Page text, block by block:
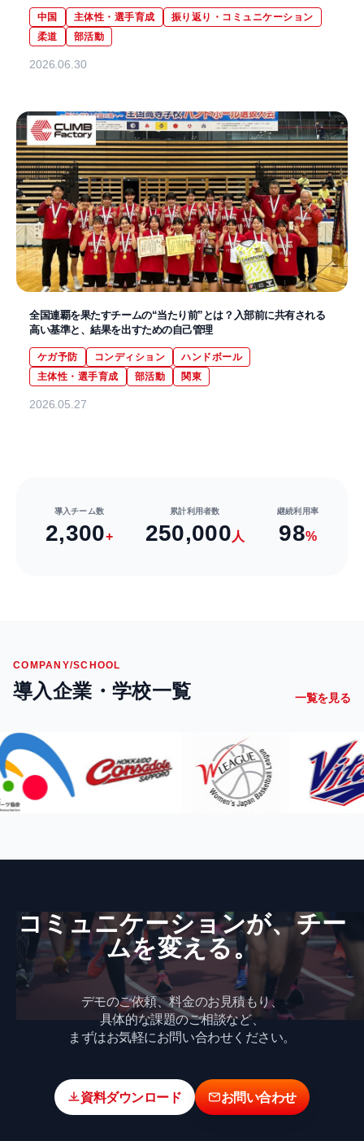
中国 主体性・選手育成
振り返り・コミュニケーション
柔道
部活動
2026.06.30
全国連覇を果たすチームの“当たり前”とは？入部前に共有される
高い基準と、結果を出すための自己管理
ケガ予防 コンディション
ハンドボール
主体性・選手育成
部活動 関東
2026.05.27
導入チーム数
2,300+
累計利用者数
250,000 人
継続利用率
98%
COMPANY/SCHOOL
導入企業・学校一覧 一覧を見る
コミュニケーションが、​チー
ムを​変える。
デモのご依頼、料金のお見積もり、
具体的な課題のご相談など、
まずはお気軽にお問い合わせください。
資料ダウンロード お問い合わせ